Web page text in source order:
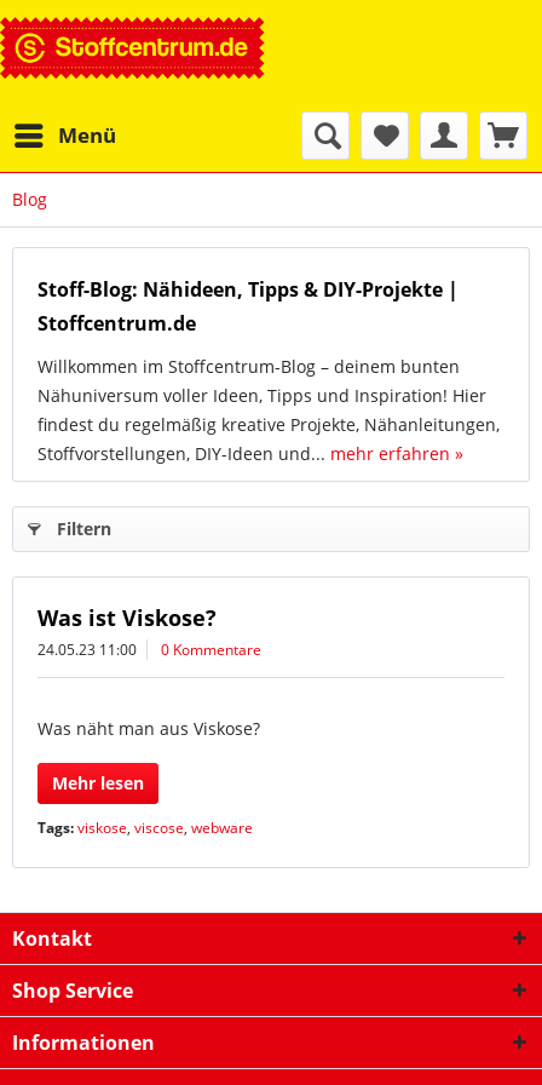
Menü
Blog
Stoff-Blog: Nähideen, Tipps & DIY-Projekte |
Stoffcentrum.de
Willkommen im Stoffcentrum-Blog – deinem bunten
Nähuniversum voller Ideen, Tipps und Inspiration! Hier
findest du regelmäßig kreative Projekte, Nähanleitungen,
Stoffvorstellungen, DIY-Ideen und... mehr erfahren »
Filtern
Was ist Viskose?
24.05.23 11:00 0 Kommentare
Was näht man aus Viskose?
Mehr lesen
Tags:viskose, viscose, webware
Kontakt
Shop Service
Informationen